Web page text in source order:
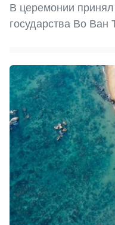
В церемонии принял
государства Во Ван